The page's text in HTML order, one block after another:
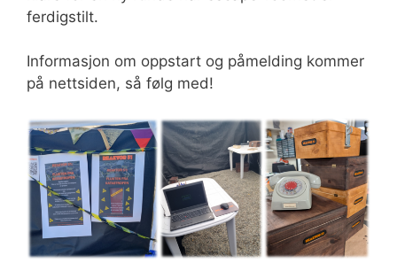
ferdigstilt.
Informasjon om oppstart og påmelding kommer
på nettsiden, så følg med!